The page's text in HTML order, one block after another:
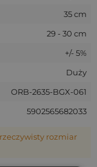
35 cm
29 - 30 cm
+/- 5%
Duży
ORB-2635-BGX-061
5902565682033
rozmiar